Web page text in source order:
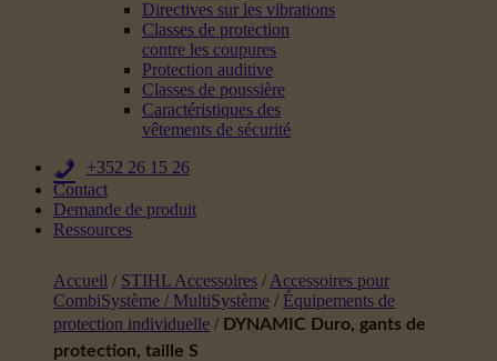
Directives sur les vibrations
Classes de protection
contre les coupures
Protection auditive
Classes de poussière
Caractéristiques des
vêtements de sécurité
+352 26 15 26
Contact
Demande de produit
Ressources
Accueil / STIHL Accessoires / Accessoires pour
CombiSystème / MultiSystème / Équipements de
protection individuelle / DYNAMIC Duro, gants de
protection, taille S